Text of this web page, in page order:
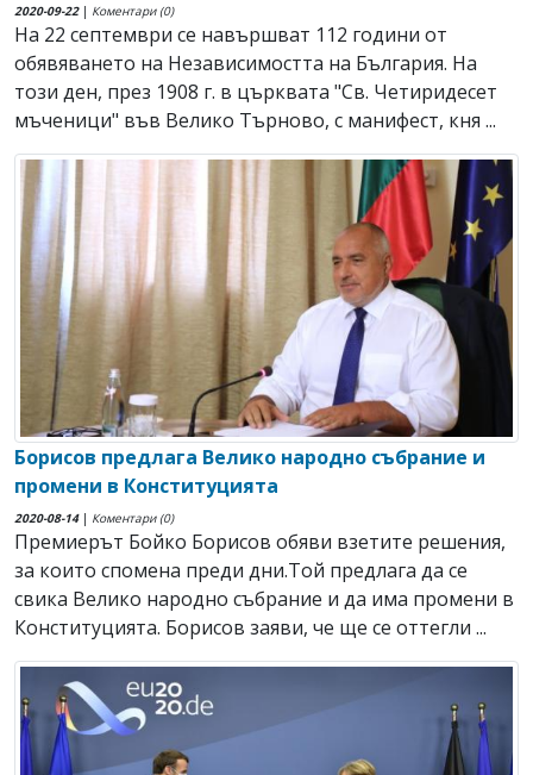
2020-09-22| Коментари (0)
На 22 септември се навършват 112 години от
обявяването на Независимостта на България. На
този ден, през 1908 г. в църквата "Св. Четиридесет
мъченици" във Велико Търново, с манифест, кня ...
Борисов предлага Велико народно събрание и
промени в Конституцията
2020-08-14| Коментари (0)
Премиерът Бойко Борисов обяви взетите решения,
за които спомена преди дни.Той предлага да се
свика Велико народно събрание и да има промени в
Конституцията. Борисов заяви, че ще се оттегли ...